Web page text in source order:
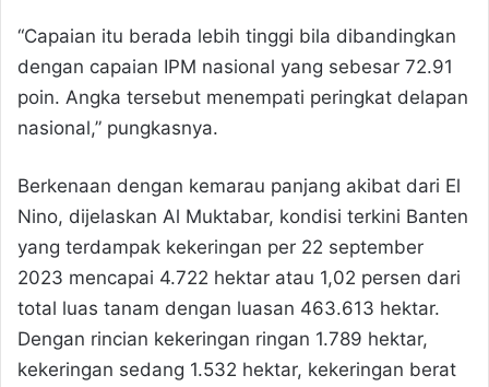
“Capaian itu berada lebih tinggi bila dibandingkan
dengan capaian IPM nasional yang sebesar 72.91
poin. Angka tersebut menempati peringkat delapan
nasional,” pungkasnya.
Berkenaan dengan kemarau panjang akibat dari El
Nino, dijelaskan Al Muktabar, kondisi terkini Banten
yang terdampak kekeringan per 22 september
2023 mencapai 4.722 hektar atau 1,02 persen dari
total luas tanam dengan luasan 463.613 hektar.
Dengan rincian kekeringan ringan 1.789 hektar,
kekeringan sedang 1.532 hektar, kekeringan berat